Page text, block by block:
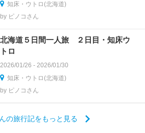
知床・ウトロ(北海道)
by ピノコさん
北海道５日間一人旅 ２日目・知床ウ
トロ
2026/01/26 - 2026/01/30
知床・ウトロ(北海道)
by ピノコさん
の旅行記をもっと見る